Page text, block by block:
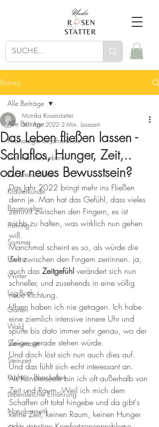
Beitrag
Alle Beiträge
Phänologie im Jahreskreis
Das Rad des Lebens
Zur alten Mühle
Kräuterkunde
Baumwelten
Frühling
Sommer
Herbst
Winter
Log-Buch
Garten
Wald
Sternenzeit
Steinzeit
Krafttier - Botschaften
Lebensleichte Ernährung
Naturkosmetik
Alle Beiträge
Das Leben fließen lassen -
Schlaflos, Hunger, Zeit,..
oder neues Bewusstsein?
Monika Rosenstatter
30. Apr. 2022 2 Min. Lesezeit
Das Jahr 2022 bringt mehr ins Fließen
denn je. Man hat das Gefühl, dass vieles
zerrinnt zwischen den Fingern, es ist
nichts zu halten, was wirklich nun gehen
will.
Manchmal scheint es so, als würde die
Zeit zwischen den Fingern zerrinnen. ja,
auch das Zeitgefühl verändert sich nun
schneller, und zusehends in eine völlig
neue Richtung.
Uhren haben ich nie getragen. Ich habe
eine ziemlich intensive innere Uhr und
spürte bis dato immer sehr genau, wo der
Zeiger gerade stehen würde.
Und doch löst sich nun auch dies auf.
Und das fühlt sich echt interessant an.
Als Künstlerseele bin ich oft außerhalb von
Zeit und Raum. Weil ich mich dem
Schaffen oft total hingebe und da gibt's
keine Zeit, keinen Raum, keinen Hunger